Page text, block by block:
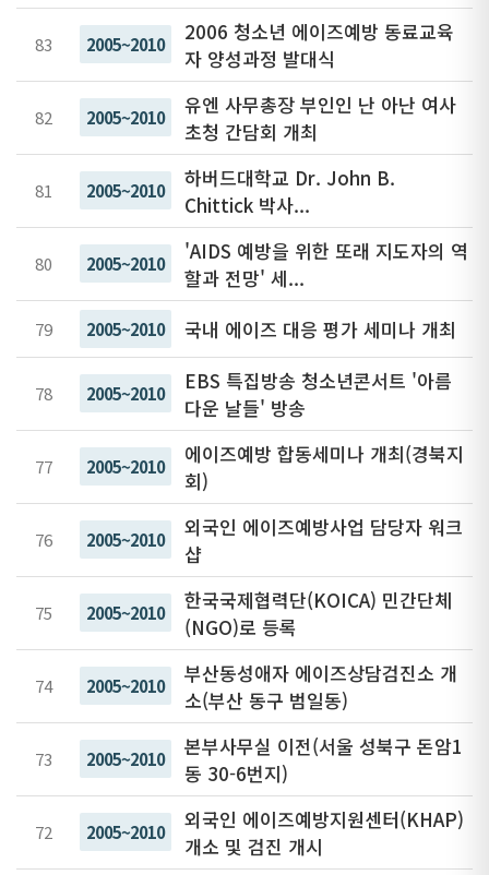
83 2005~2010
2006 청소년 에이즈예방 동료교육
자 양성과정 발대식
82 2005~2010
유엔 사무총장 부인인 난 아난 여사
초청 간담회 개최
81 2005~2010
하버드대학교 Dr. John B.
Chittick 박사...
80 2005~2010
'AIDS 예방을 위한 또래 지도자의 역
할과 전망' 세...
79 2005~2010 국내 에이즈 대응 평가 세미나 개최
78 2005~2010
EBS 특집방송 청소년콘서트 '아름
다운 날들' 방송
77 2005~2010
에이즈예방 합동세미나 개최(경북지
회)
76 2005~2010
외국인 에이즈예방사업 담당자 워크
샵
75 2005~2010
한국국제협력단(KOICA) 민간단체
(NGO)로 등록
74 2005~2010
부산동성애자 에이즈상담검진소 개
소(부산 동구 범일동)
73 2005~2010
본부사무실 이전(서울 성북구 돈암1
동 30-6번지)
72 2005~2010
외국인 에이즈예방지원센터(KHAP)
개소 및 검진 개시